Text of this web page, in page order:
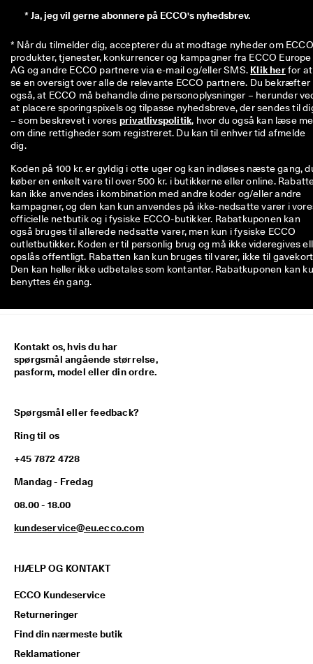
*Ja, jeg vil gerne abonnere på ECCO's nyhedsbrev.
* Når du tilmelder dig, accepterer du at modtage nyheder om
produkter, tjenester, konkurrencer og kampagner fra ECCO Europe
AG og andre ECCO partnere via e-mail og/eller SMS. Klik her for at
se en oversigt over alle de relevante ECCO partnere. Du bekræfter
også, at ECCO må behandle dine personoplysninger – herunder
at placere sporingspixels og tilpasse nyhedsbreve, der sendes til
– som beskrevet i vores privatlivspolitik, hvor du også kan læse
om dine rettigheder som registreret. Du kan til enhver tid afmelde
dig.
Koden på 100 kr. er gyldig i otte uger og kan indløses næste gang,
køber en enkelt vare til over 500 kr. i butikkerne eller online.
kan ikke anvendes i kombination med andre koder og/eller andre
kampagner, og den kan kun anvendes på ikke-nedsatte varer i
officielle netbutik og i fysiske ECCO-butikker. Rabatkuponen kan
også bruges til allerede nedsatte varer, men kun i fysiske ECCO
outletbutikker. Koden er til personlig brug og må ikke videregives
opslås offentligt. Rabatten kan kun bruges til varer, ikke til
Den kan heller ikke udbetales som kontanter. Rabatkuponen kan
benyttes én gang.
Kontakt os, hvis du har
spørgsmål angående størrelse,
pasform, model eller din ordre.
Spørgsmål eller feedback?
Ring til os
+45 7872 4728
Mandag - Fredag
08.00 - 18.00
kundeservice@eu.ecco.com
HJÆLP OG KONTAKT
ECCO Kundeservice
Returneringer
Find din nærmeste butik
Reklamationer